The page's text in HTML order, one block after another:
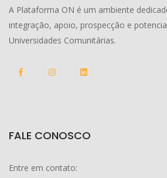
A Plataforma ON é um ambiente
integração, apoio, prospecção e
Universidades Comunitárias.
FALE CONOSCO
Entre em contato: